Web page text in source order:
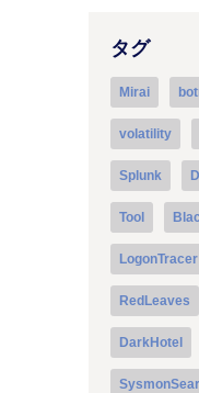
タグ
Mirai
volatility
Splunk
Tool
LogonTracer
RedLeaves
DarkHotel